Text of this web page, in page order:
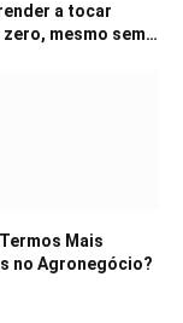
a tocar
mesmo sem
Mais
no Agronegócio?